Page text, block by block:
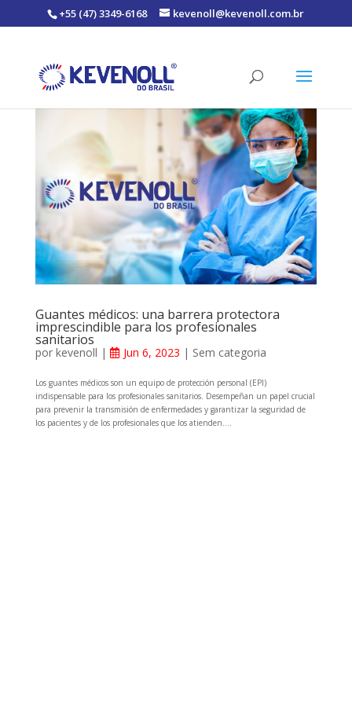
+55 (47) 3349-6168 kevenoll@kevenoll.com.br
Guantes médicos: una barrera protectora
imprescindible para los profesionales
sanitarios
por kevenoll | Jun 6, 2023 | Sem categoria
Los guantes médicos son un equipo de protección personal (EPI)
indispensable para los profesionales sanitarios. Desempeñan un papel crucial
para prevenir la transmisión de enfermedades y garantizar la seguridad de
los pacientes y de los profesionales que los atienden....